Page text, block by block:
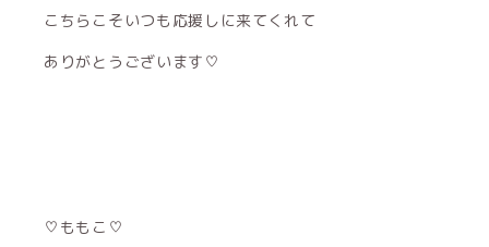
こちらこそいつも応援しに来てくれて
ありがとうございます♡
♡ももこ♡